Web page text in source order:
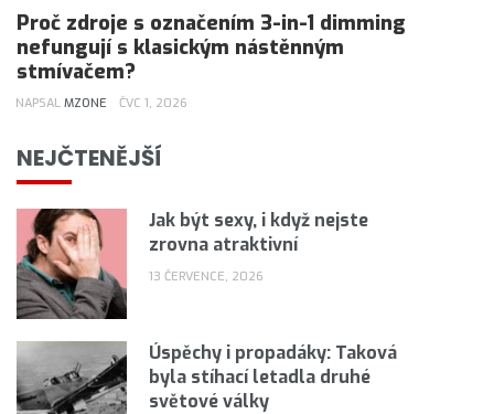
Proč zdroje s označením 3-in-1 dimming
nefungují s klasickým nástěnným
stmívačem?
NAPSAL MZONE ČVC 1, 2026
NEJČTENĚJŠÍ
Jak být sexy, i když nejste
zrovna atraktivní
13 ČERVENCE, 2026
Úspěchy i propadáky: Taková
byla stíhací letadla druhé
světové války